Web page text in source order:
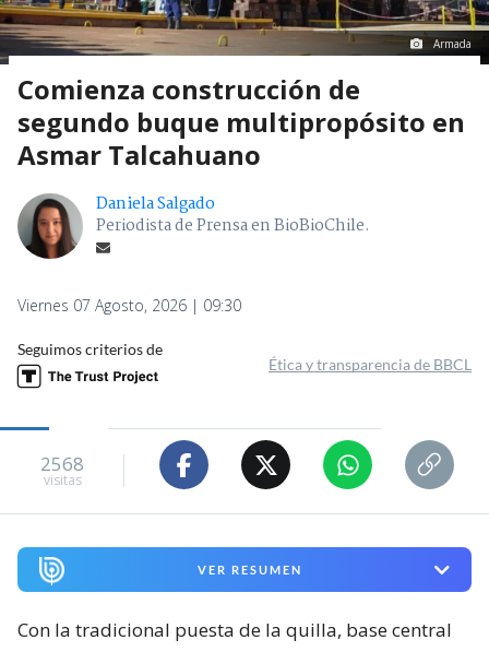
Armada
Comienza construcción de
segundo buque multipropósito en
Asmar Talcahuano
Daniela Salgado
Periodista de Prensa en BioBioChile.
Viernes 07 Agosto, 2026 | 09:30
Seguimos criterios de
Ética y transparencia de BBCL
2568
visitas
VER RESUMEN
Con la tradicional puesta de la quilla, base central